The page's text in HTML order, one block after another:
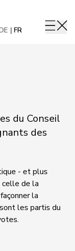
FR
du Conseil
des
- et plus
celle de la
la
les partis du